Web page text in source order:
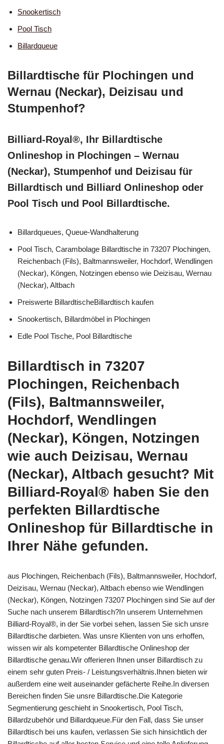
Snookertisch
Pool Tisch
Billardqueue
Billardtische für Plochingen und
Wernau (Neckar), Deizisau und
Stumpenhof?
Billiard-Royal®, Ihr Billardtische
Onlineshop in Plochingen – Wernau
(Neckar), Stumpenhof und Deizisau für
Billardtisch und Billiard Onlineshop oder
Pool Tisch und Pool Billardtische.
Billardqueues, Queue-Wandhalterung
Pool Tisch, Carambolage Billardtische in 73207 Plochingen,
Reichenbach (Fils), Baltmannsweiler, Hochdorf, Wendlingen
(Neckar), Köngen, Notzingen ebenso wie Deizisau, Wernau
(Neckar), Altbach
Preiswerte BillardtischeBillardtisch kaufen
Snookertisch, Billardmöbel in Plochingen
Edle Pool Tische, Pool Billardtische
Billardtisch in 73207
Plochingen, Reichenbach
(Fils), Baltmannsweiler,
Hochdorf, Wendlingen
(Neckar), Köngen, Notzingen
wie auch Deizisau, Wernau
(Neckar), Altbach gesucht? Mit
Billiard-Royal® haben Sie den
perfekten Billardtische
Onlineshop für Billardtische in
Ihrer Nähe gefunden.
aus Plochingen, Reichenbach (Fils), Baltmannsweiler, Hochdorf,
Deizisau, Wernau (Neckar), Altbach ebenso wie Wendlingen
(Neckar), Köngen, Notzingen 73207 Plochingen sind Sie auf der
Suche nach unserem Billardtisch?In unserem Unternehmen
Billiard-Royal®, in der Sie vorbei sehen, lassen Sie sich unsre
Billardtische darbieten. Was unsre Klienten von uns erhoffen,
wissen wir als kompetenter Billardtische Onlineshop der
Billardtische genau.Wir offerieren Ihnen unser Billardtisch zu
einem sehr guten Preis- / Leistungsverhältnis.Ihnen bieten wir
außerdem eine weit auseinander gefächerte Reihe.In diversen
Bereichen finden Sie unsre Billardtische.Die Kategorie
Segmentierung geschieht in Snookertisch, Pool Tisch,
Billardzubehör und Billardqueue.Für den Fall, dass Sie unser
Billardtisch bei uns kaufen, verlassen Sie sich hinsichtlich der